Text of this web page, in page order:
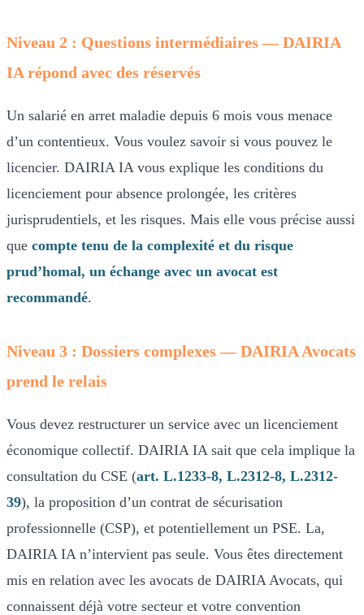
Niveau 2 : Questions intermédiaires — DAIRIA
IA répond avec des réservés
Un salarié en arret maladie depuis 6 mois vous menace
d’un contentieux. Vous voulez savoir si vous pouvez le
licencier. DAIRIA IA vous explique les conditions du
licenciement pour absence prolongée, les critères
jurisprudentiels, et les risques. Mais elle vous précise aussi
que compte tenu de la complexité et du risque
prud’homal, un échange avec un avocat est
recommandé.
Niveau 3 : Dossiers complexes — DAIRIA Avocats
prend le relais
Vous devez restructurer un service avec un licenciement
économique collectif. DAIRIA IA sait que cela implique la
consultation du CSE (art. L.1233-8, L.2312-8, L.2312-
39), la proposition d’un contrat de sécurisation
professionnelle (CSP), et potentiellement un PSE. La,
DAIRIA IA n’intervient pas seule. Vous êtes directement
mis en relation avec les avocats de DAIRIA Avocats, qui
connaissent déjà votre secteur et votre convention